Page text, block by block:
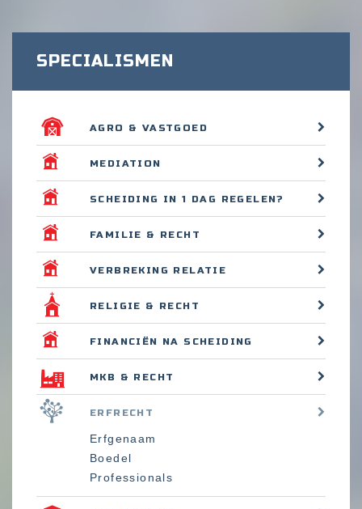
SPECIALISMEN
AGRO & VASTGOED
MEDIATION
SCHEIDING IN 1 DAG REGELEN?
FAMILIE & RECHT
VERBREKING RELATIE
RELIGIE & RECHT
FINANCIËN NA SCHEIDING
MKB & RECHT
ERFRECHT
Erfgenaam
Boedel
Professionals